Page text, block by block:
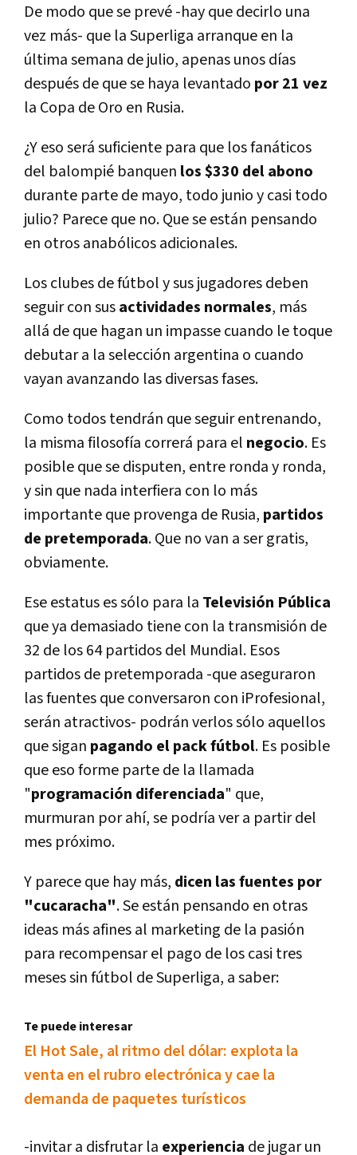
De modo que se prevé -hay que decirlo una
vez más- que la Superliga arranque en la
última semana de julio, apenas unos dí­as
después de que se haya levantado por 21 vez
la Copa de Oro en Rusia.
¿Y eso será suficiente para que los fanáticos
del balompié banquen los $330 del abono
durante parte de mayo, todo junio y casi todo
julio? Parece que no. Que se están pensando
en otros anabólicos adicionales.
Los clubes de fútbol y sus jugadores deben
seguir con susactividades normales, más
allá de que hagan un impasse cuando le toque
debutar a la selección argentina o cuando
vayan avanzando las diversas fases.
Como todos tendrán que seguir entrenando,
la misma filosofí­a correrá para el negocio. Es
posible que se disputen, entre ronda y ronda,
y sin que nada interfiera con lo más
importante que provenga de Rusia, partidos
de pretemporada. Que no van a ser gratis,
obviamente.
Ese estatus es sólo para la Televisión Pública
que ya demasiado tiene con la transmisión de
32 de los 64 partidos del Mundial. Esos
partidos de pretemporada -que aseguraron
las fuentes que conversaron con iProfesional,
serán atractivos- podrán verlos sólo aquellos
que sigan pagando el pack fútbol. Es posible
que eso forme parte de la llamada
"programación diferenciada" que,
murmuran por ahí­, se podrí­a ver a partir del
mes próximo.
Y parece que hay más, dicen las fuentes por
"cucaracha". Se están pensando en otras
ideas más afines al marketing de la pasión
para recompensar el pago de los casi tres
meses sin fútbol de Superliga, a saber:
Te puede interesar
El Hot Sale, al ritmo del dólar: explota la
venta en el rubro electrónica y cae la
demanda de paquetes turí­sticos
-invitar a disfrutar la experiencia de jugar un